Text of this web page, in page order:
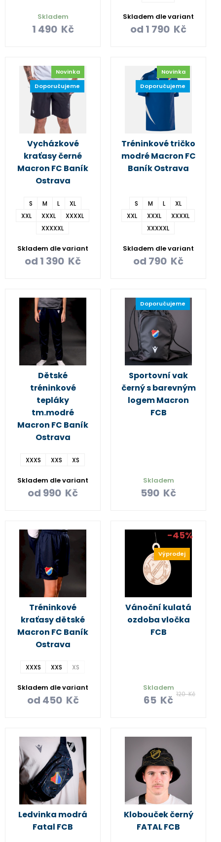
Skladem
1 490 Kč
Skladem dle variant
od 1 790 Kč
Novinka
Doporučujeme
Vycházkové
kraťasy černé
Macron FC Baník
Ostrava
S M L
XL
XXL
XXXL
XXXXL
XXXXXL
Skladem dle variant
od 1 390 Kč
Novinka
Doporučujeme
Tréninkové tričko
modré Macron FC
Baník Ostrava
S M L
XL
XXL
XXXL
XXXXL
XXXXXL
Skladem dle variant
od 790 Kč
Dětské
tréninkové
tepláky
tm.modré
Macron FC Baník
Ostrava
XXXS XXS XS
Skladem dle variant
od 990 Kč
Doporučujeme
Sportovní vak
černý s barevným
logem Macron
FCB
Skladem
590 Kč
Tréninkové
kraťasy dětské
Macron FC Baník
Ostrava
XXXS XXS XS
Skladem dle variant
od 450 Kč
-45%
Výprodej
Vánoční kulatá
ozdoba vločka
FCB
Skladem
65 Kč 120Kč
Ledvinka modrá
Fatal FCB
Klobouček černý
FATAL FCB